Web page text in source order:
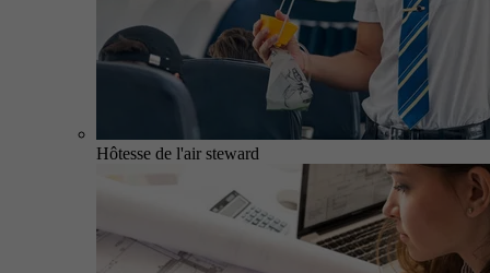
Hôtesse de l'air steward